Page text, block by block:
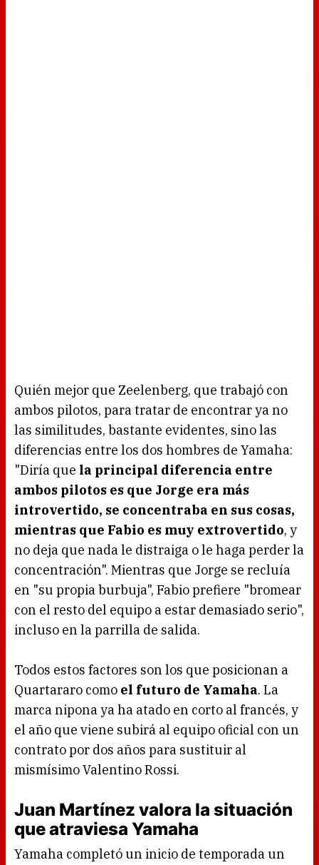
Quién mejor que Zeelenberg, que trabajó con
ambos pilotos, para tratar de encontrar ya no
las similitudes, bastante evidentes, sino las
diferencias entre los dos hombres de Yamaha:
"Diría que la principal diferencia entre
ambos pilotos es que Jorge era más
introvertido, se concentraba en sus cosas,
mientras que Fabio es muy extrovertido, y
no deja que nada le distraiga o le haga perder la
concentración". Mientras que Jorge se recluía
en "su propia burbuja", Fabio prefiere "bromear
con el resto del equipo a estar demasiado serio",
incluso en la parrilla de salida.
Todos estos factores son los que posicionan a
Quartararo como el futuro de Yamaha. La
marca nipona ya ha atado en corto al francés, y
el año que viene subirá al equipo oficial con un
contrato por dos años para sustituir al
mismísimo Valentino Rossi.
Juan Martínez valora la situación
que atraviesa Yamaha
Yamaha completó un inicio de temporada un